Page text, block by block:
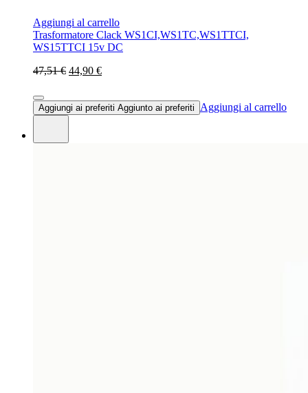
Aggiungi al carrello
Trasformatore Clack WS1CI,WS1TC,WS1TTCI,
WS15TTCI 15v DC
47,51 € 44,90 €
Aggiungi ai preferiti Aggiunto ai preferiti Aggiungi al carrello